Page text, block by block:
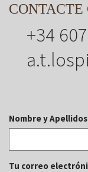
CONTACTE
+34
Nombre y
Tu correo